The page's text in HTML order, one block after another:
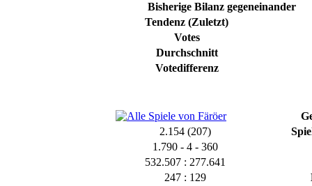
Bisherige Bilanz gegeneinander
Tendenz (Zuletzt)
Votes
Durchschnitt
Votedifferenz
2.154 (207)
1.790 - 4 - 360
532.507 : 277.641
247 : 129